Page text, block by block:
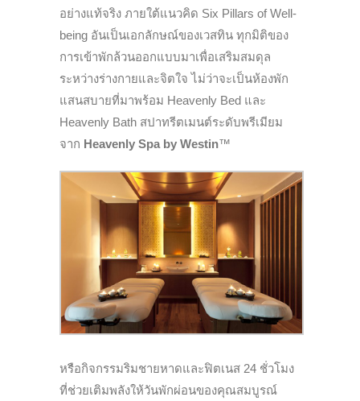
อย่างแท้จริง ภายใต้แนวคิด Six Pillars of Well-
being อันเป็นเอกลักษณ์ของเวสทิน ทุกมิติของ
การเข้าพักล้วนออกแบบมาเพื่อเสริมสมดุล
ระหว่างร่างกายและจิตใจ ไม่ว่าจะเป็นห้องพัก
แสนสบายที่มาพร้อม Heavenly Bed และ
Heavenly Bath สปาทรีตเมนต์ระดับพรีเมียม
จาก Heavenly Spa by Westin™
หรือกิจกรรมริมชายหาดและฟิตเนส 24 ชั่วโมง
ที่ช่วยเติมพลังให้วันพักผ่อนของคุณสมบูรณ์